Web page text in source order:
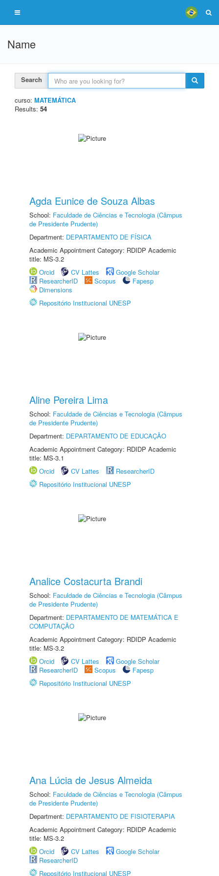
Name
Search
curso: MATEMÁTICA
Results: 54
Agda Eunice de Souza Albas
School: Faculdade de Ciências e Tecnologia (Câmpus
de Presidente Prudente)
Department: DEPARTAMENTO DE FÍSICA
Academic Appointment Category: RDIDP Academic
title: MS-3.2
Orcid
CV Lattes
Google Scholar
ResearcherID
Scopus
Fapesp
Dimensions
Repositório Institucional UNESP
Aline Pereira Lima
School: Faculdade de Ciências e Tecnologia (Câmpus
de Presidente Prudente)
Department: DEPARTAMENTO DE EDUCAÇÃO
Academic Appointment Category: RDIDP Academic
title: MS-3.1
Orcid
CV Lattes
ResearcherID
Repositório Institucional UNESP
Analice Costacurta Brandi
School: Faculdade de Ciências e Tecnologia (Câmpus
de Presidente Prudente)
Department: DEPARTAMENTO DE MATEMÁTICA E
COMPUTAÇÃO
Academic Appointment Category: RDIDP Academic
title: MS-3.2
Orcid
CV Lattes
Google Scholar
ResearcherID
Scopus
Fapesp
Repositório Institucional UNESP
Ana Lúcia de Jesus Almeida
School: Faculdade de Ciências e Tecnologia (Câmpus
de Presidente Prudente)
Department: DEPARTAMENTO DE FISIOTERAPIA
Academic Appointment Category: RDIDP Academic
title: MS-3.2
Orcid
CV Lattes
Google Scholar
ResearcherID
Repositório Institucional UNESP